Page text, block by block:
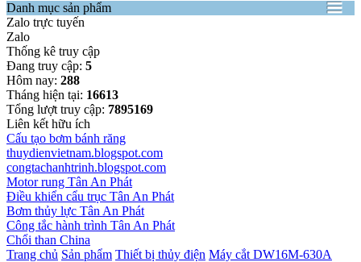
Danh mục sản phẩm
Zalo trực tuyến
Zalo
Thống kê truy cập
Đang truy cập: 5
Hôm nay: 288
Tháng hiện tại: 16613
Tổng lượt truy cập: 7895169
Liên kết hữu ích
Cấu tạo bơm bánh răng
thuydienvietnam.blogspot.com
congtachanhtrinh.blogspot.com
Motor rung Tân An Phát
Điều khiển cẩu trục Tân An Phát
Bơm thủy lực Tân An Phát
Công tắc hành trình Tân An Phát
Chổi than China
Trang chủ Sản phẩm Thiết bị thủy điện Máy cắt DW16M-630A